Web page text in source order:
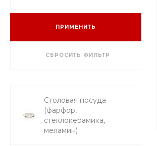
ПРИМЕНИТЬ
СБРОСИТЬ ФИЛЬТР
Столовая посуда
(фарфор,
стеклокерамика,
меламин)